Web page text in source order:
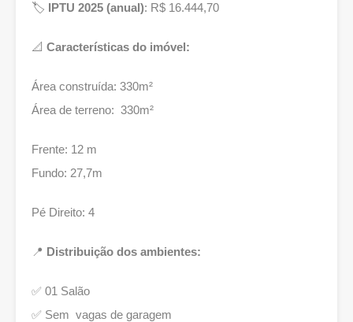
🏷 IPTU 2025 (anual): R$ 16.444,70
📐 Características do imóvel:
Área construída: 330m²
Área de terreno: 330m²
Frente: 12 m
Fundo: 27,7m
Pé Direito: 4
📍 Distribuição dos ambientes:
✅ 01 Salão
✅ Sem vagas de garagem